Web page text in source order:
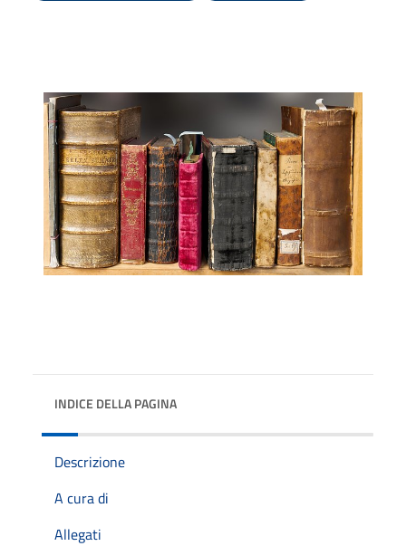
INDICE DELLA PAGINA
Descrizione
A cura di
Allegati